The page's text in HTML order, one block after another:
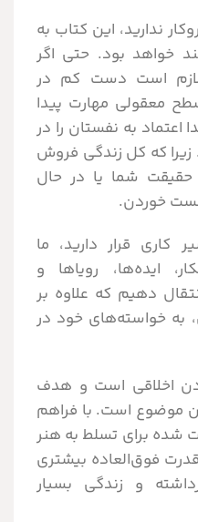
ندارید، این کتاب به
خواهد بود. حتی اگر
لازم است دست کم در
معقولی مهارت پیدا
اعتماد به نفستان را در
که کل زندگی فروش
شما یا در حال
خوردن.
قرار دارید، ما
ایده‌ها، رویاها و
دهیم که علاوه بر
به خواسته‌های خود در
اخلاقی است و هدف
موضوع است. با فراهم
شده برای تسلط به هنر
قدرت فوق‌العاده بیشتری
و زندگی بسیار